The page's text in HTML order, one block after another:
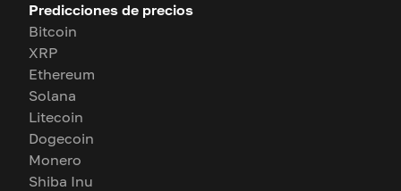
Predicciones de precios
Bitcoin
XRP
Ethereum
Solana
Litecoin
Dogecoin
Monero
Shiba Inu